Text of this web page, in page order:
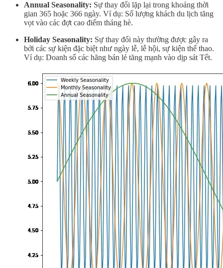
Annual Seasonality: Sự thay đổi lặp lại trong khoảng thời
gian 365 hoặc 366 ngày. Ví dụ: Số lượng khách du lịch tăng
vọt vào các đợt cao điểm tháng hè.
Holiday Seasonality: Sự thay đổi này thường được gây ra
bởi các sự kiện đặc biệt như ngày lễ, lễ hội, sự kiện thể thao.
Ví dụ: Doanh số các hãng bán lẻ tăng mạnh vào dịp sát Tết.